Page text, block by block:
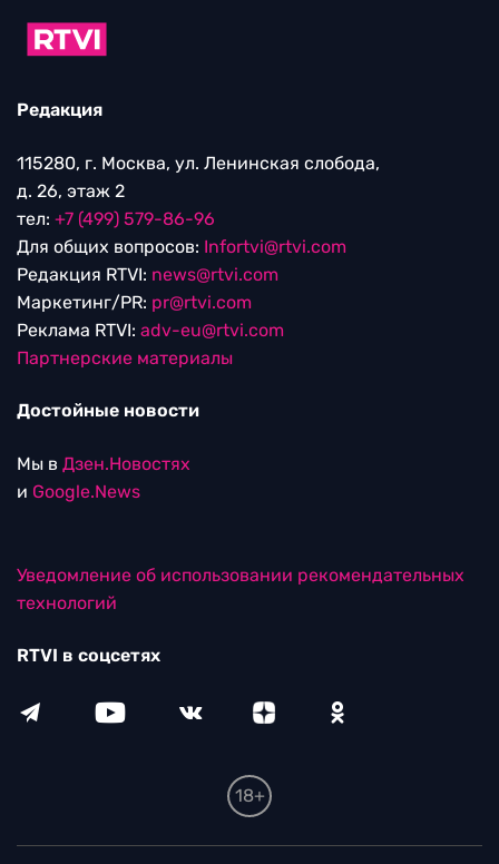
Редакция
115280, г. Москва, ул. Ленинская слобода,
д. 26, этаж 2
тел: +7 (499) 579-86-96
Для общих вопросов: Infortvi@rtvi.com
Редакция RTVI: news@rtvi.com
Маркетинг/PR: pr@rtvi.com
Реклама RTVI: adv-eu@rtvi.com
Партнерские материалы
Достойные новости
Мы в Дзен.Новостях
и Google.News
Уведомление об использовании рекомендательных
технологий
RTVI в соцсетях
18+